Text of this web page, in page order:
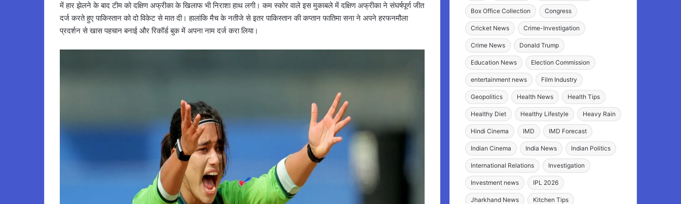
में हार झेलने के बाद टीम को दक्षिण अफ्रीका के खिलाफ भी निराशा हाथ लगी। कम स्कोर वाले इस मुकाबले में दक्षिण अफ्रीका ने संघर्षपूर्ण जीत
दर्ज करते हुए पाकिस्तान को दो विकेट से मात दी। हालांकि मैच के नतीजे से इतर पाकिस्तान की कप्तान फातिमा सना ने अपने हरफनमौला
प्रदर्शन से खास पहचान बनाई और रिकॉर्ड बुक में अपना नाम दर्ज करा लिया।
Box Office Collection Congress
Cricket News Crime-Investigation
Crime News Donald Trump
Education News Election Commission
entertainment news Film Industry
Geopolitics Health News Health Tips
Healthy Diet Healthy Lifestyle Heavy Rain
Hindi Cinema IMD IMD Forecast
Indian Cinema India News Indian Politics
International Relations Investigation
Investment news IPL 2026
Jharkhand News Kitchen Tips